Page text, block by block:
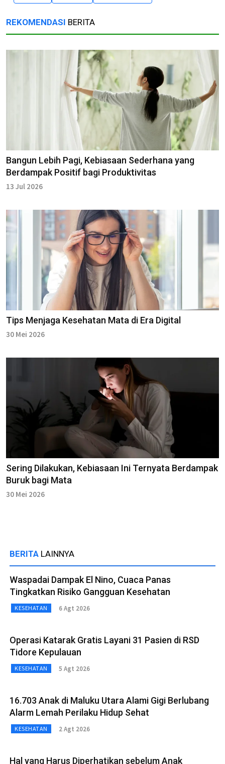
REKOMENDASI BERITA
Bangun Lebih Pagi, Kebiasaan Sederhana yang
Berdampak Positif bagi Produktivitas
13 Jul 2026
Tips Menjaga Kesehatan Mata di Era Digital
30 Mei 2026
Sering Dilakukan, Kebiasaan Ini Ternyata Berdampak
Buruk bagi Mata
30 Mei 2026
BERITA LAINNYA
Waspadai Dampak El Nino, Cuaca Panas
Tingkatkan Risiko Gangguan Kesehatan
KESEHATAN 6 Agt 2026
Operasi Katarak Gratis Layani 31 Pasien di RSD
Tidore Kepulauan
KESEHATAN 5 Agt 2026
16.703 Anak di Maluku Utara Alami Gigi Berlubang
Alarm Lemah Perilaku Hidup Sehat
KESEHATAN 2 Agt 2026
Hal yang Harus Diperhatikan sebelum Anak